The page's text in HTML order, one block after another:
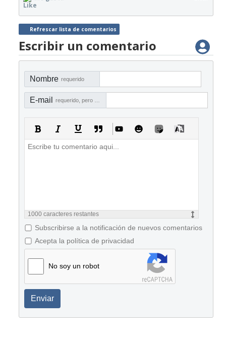
Refrescar lista de comentarios
Escribir un comentario
Nombre requerido
E-mail
1000 caracteres restantes
Subscribirse a la notificación de nuevos comentarios
Acepta la política de privacidad
No soy un robot
Enviar